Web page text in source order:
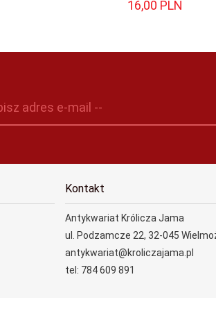
16,00 PLN
adres e-mail --
Kontakt
Antykwariat Królicza Jama
ul. Podzamcze 22, 32-045
antykwariat@kroliczajama.pl
tel: 784 609 891